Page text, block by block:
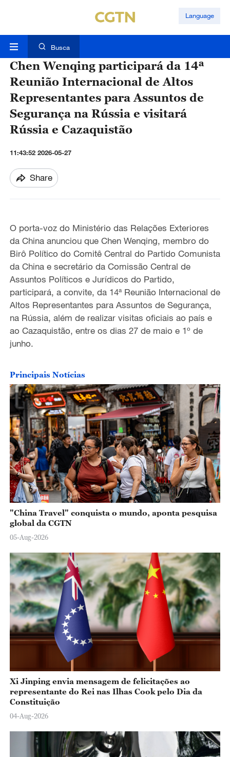
Language
Busca
Chen Wenqing participará da 14ª
Reunião Internacional de Altos
Representantes para Assuntos de
Segurança na Rússia e visitará
Rússia e Cazaquistão
11:43:52 2026-05-27
Share
O porta-voz do Ministério das Relações Exteriores
da China anunciou que Chen Wenqing, membro do
Birô Político do Comitê Central do Partido Comunista
da China e secretário da Comissão Central de
Assuntos Políticos e Jurídicos do Partido,
participará, a convite, da 14ª Reunião Internacional de
Altos Representantes para Assuntos de Segurança,
na Rússia, além de realizar visitas oficiais ao país e
ao Cazaquistão, entre os dias 27 de maio e 1º de
junho.
Principais Notícias
"China Travel" conquista o mundo, aponta pesquisa
global da CGTN
05-Aug-2026
Xi Jinping envia mensagem de felicitações ao
representante do Rei nas Ilhas Cook pelo Dia da
Constituição
04-Aug-2026